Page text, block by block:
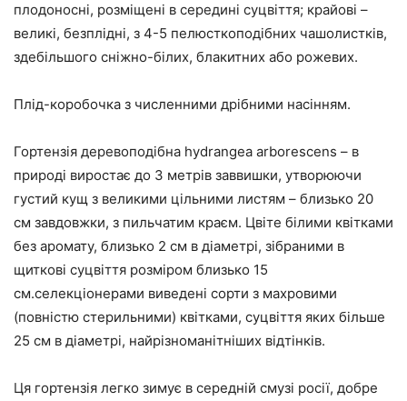
плодоносні, розміщені в середині суцвіття; крайові –
великі, безплідні, з 4-5 пелюсткоподібних чашолистків,
здебільшого сніжно-білих, блакитних або рожевих.
Плід-коробочка з численними дрібними насінням.
Гортензія деревоподібна hydrangea arborescens – в
природі виростає до 3 метрів заввишки, утворюючи
густий кущ з великими цільними листям – близько 20
см завдовжки, з пильчатим краєм. Цвіте білими квітками
без аромату, близько 2 см в діаметрі, зібраними в
щиткові суцвіття розміром близько 15
см.селекціонерами виведені сорти з махровими
(повністю стерильними) квітками, суцвіття яких більше
25 см в діаметрі, найрізноманітніших відтінків.
Ця гортензія легко зимує в середній смузі росії, добре